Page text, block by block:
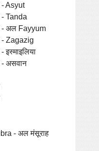
- Asyut
- Tanda
- अल Fayyum
- Zagazig
इस्माइलिया
- असवान
- अल मंसूराह